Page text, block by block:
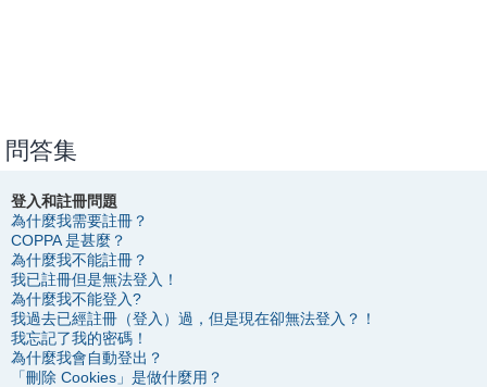
問答集
登入和註冊問題
為什麼我需要註冊？
COPPA 是甚麼？
為什麼我不能註冊？
我已註冊但是無法登入！
為什麼我不能登入?
我過去已經註冊（登入）過，但是現在卻無法登入？！
我忘記了我的密碼！
為什麼我會自動登出？
「刪除 Cookies」是做什麼用？